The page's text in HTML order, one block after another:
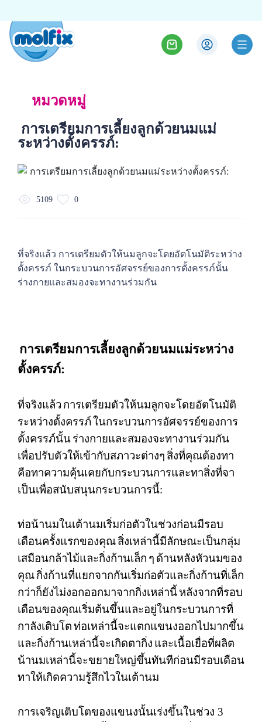
หมวดหมู่
การเตรียมการเลี้ยงลูกด้วยนมแม่
ระหว่างตั้งครรภ์:
5109 0
ที่จริงแล้ว การเตรียมตัวให้นมลูกจะโดยอัตโนมัติระหว่าง
ตั้งครรภ์ ในกระบวนการอัศจรรย์ของการตั้งครรภ์นั้น
ร่างกายและสมองจะทางานร่วมกัน
การเตรียมการเลี้ยงลูกด้วยนมแม่ระหว่าง
ตั้งครรภ์:
ที่จริงแล้ว การเตรียมตัวให้นมลูกจะโดยอัตโนมัติ
ระหว่างตั้งครรภ์ในกระบวนการอัศจรรย์ของการ
ตั้งครรภ์นั้นร่างกายและสมองจะทางานร่วมกัน
เพื่อปรับตัวให้เข้ากับสภาวะต่างๆ สิ่งที่คุณต้องทา
คือทาความคุ้นเคยกับกระบวนการและทาสิ่งที่จา
เป็นเพื่อสนับสนุนกระบวนการนี้:
ท่อน้านมในเต้านมเริ่มก่อตัวในช่วงก่อนมีรอบ
เดือนครั้งแรกของคุณสิ่งเหล่านี้มีลักษณะเป็นกลุ่ม
เสมือนกล้าไม้และกิ่งก้านเล็ก ๆ ด้านหลังหัวนมของ
คุณกิ่งก้านที่แยกจากกันเริ่มก่อตัวและกิ่งก้านที่เล็ก
กว่าก็ยังไม่งอกออกมาจากกิ่งเหล่านี้หลังจากที่รอบ
เดือนของคุณเริ่มต้นขึ้นและอยู่ในกระบวนการที่
กาลังเติบโตท่อเหล่านี้จะแตกแขนงออกไปมากขึ้น
และกิ่งก้านเหล่านี้จะเกิดตากิ่ง และเนื้อเยื่อที่ผลิต
น้านมเหล่านี้จะขยายใหญ่ขึ้นทันทีก่อนมีรอบเดือน
ทาให้เกิดความรู้สึกไวในเต้านม
การเจริญเติบโตของแขนงนั้นเร่งขึ้นในช่วง 3